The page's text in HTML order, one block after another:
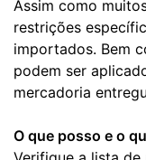
Assim como
restrições
importados. Bem
podem ser
mercadoria
O que posso e o